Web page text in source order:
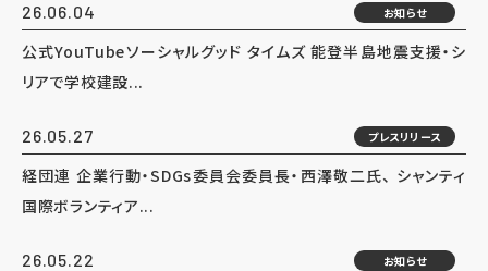
26.06.04 お知らせ
公式YouTubeソーシャルグッド タイムズ 能登半島地震支援・シ
リアで学校建設...
26.05.27 プレスリリース
経団連 企業行動・SDGs委員会委員長・西澤敬二氏、 シャンティ
国際ボランティア...
26.05.22 お知らせ